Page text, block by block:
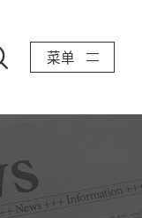
菜单